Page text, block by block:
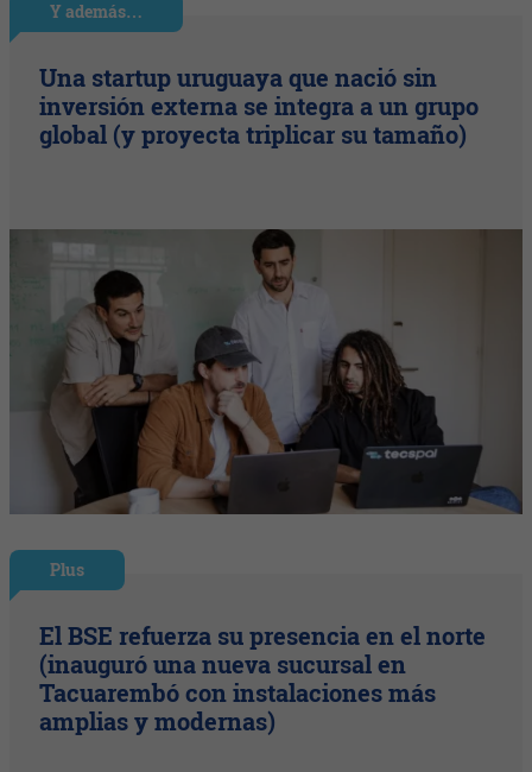
Y además…
Una startup uruguaya que nació sin
inversión externa se integra a un grupo
global (y proyecta triplicar su tamaño)
Plus
El BSE refuerza su presencia en el norte
(inauguró una nueva sucursal en
Tacuarembó con instalaciones más
amplias y modernas)